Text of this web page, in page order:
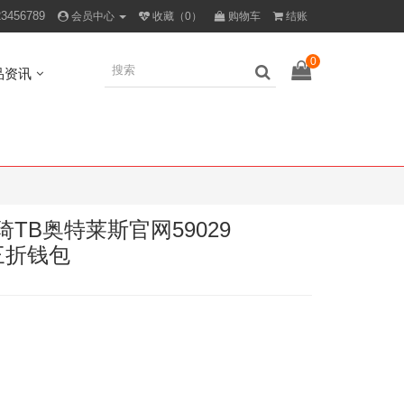
会员中心 收藏（0） 购物车 结账
资讯
0
TB奥特莱斯官网59029
钱包